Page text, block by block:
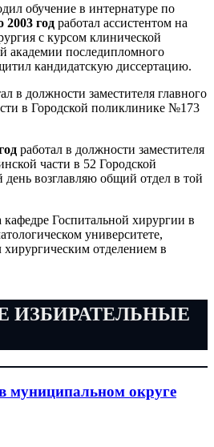
обучение в интернатуре по
2003 год работал ассистентом на
с курсом клинической
академии последипломного
кандидатскую диссертацию.
в должности заместителя главного
в Городской поликлинике №173
работал в должности заместителя
части в 52 Городской
день возглавляю общий отдел в той
Госпитальной хирургии в
университете,
отделением в
муниципальном округе